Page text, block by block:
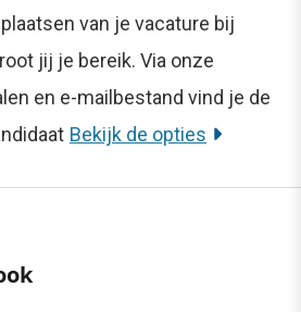
van je vacature bij
jij je bereik. Via onze
en e-mailbestand vind je de
Bekijk de opties